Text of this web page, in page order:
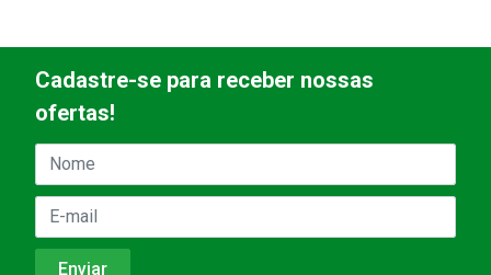
Cadastre-se para receber nossas
ofertas!